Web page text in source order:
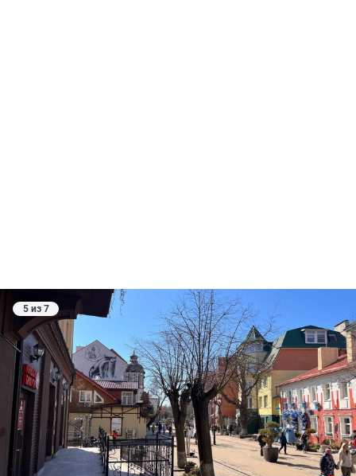
5 из 7